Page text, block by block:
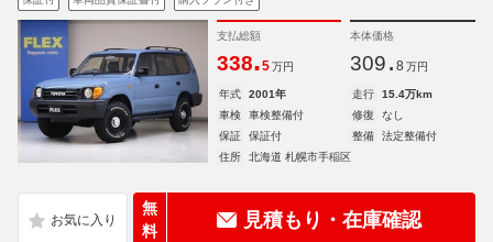
支払総額
338.5 万円
本体価格
309. 8 万円
年式 2001年 走行
15.4万km
車検
車検整備付 修復
なし
保証
保証付 整備
法定整備付
住所
北海道 札幌市手稲区
無
料
見積もり・在庫確認